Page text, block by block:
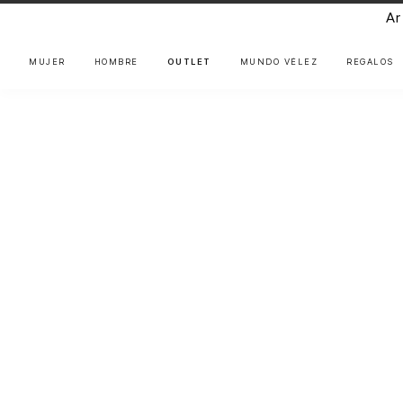
MUJER HOMBRE OUTLET MUNDO VÉLEZ REGALOS